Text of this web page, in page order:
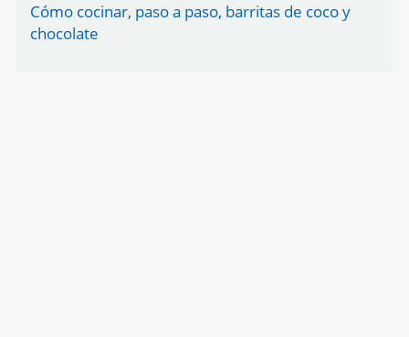
Cómo cocinar, paso a paso, barritas de coco y
chocolate